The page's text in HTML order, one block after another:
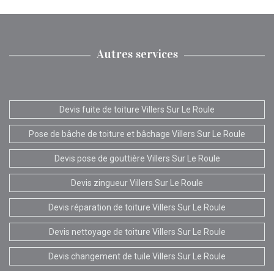
Autres services
Devis fuite de toiture Villers Sur Le Roule
Pose de bâche de toiture et bâchage Villers Sur Le Roule
Devis pose de gouttière Villers Sur Le Roule
Devis zingueur Villers Sur Le Roule
Devis réparation de toiture Villers Sur Le Roule
Devis nettoyage de toiture Villers Sur Le Roule
Devis changement de tuile Villers Sur Le Roule